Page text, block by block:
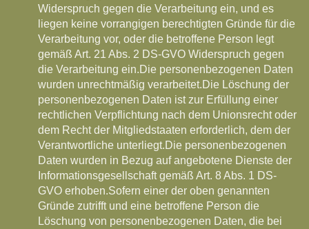
Widerspruch gegen die Verarbeitung ein, und es
liegen keine vorrangigen berechtigten Gründe für die
Verarbeitung vor, oder die betroffene Person legt
gemäß Art. 21 Abs. 2 DS-GVO Widerspruch gegen
die Verarbeitung ein.Die personenbezogenen Daten
wurden unrechtmäßig verarbeitet.Die Löschung der
personenbezogenen Daten ist zur Erfüllung einer
rechtlichen Verpflichtung nach dem Unionsrecht oder
dem Recht der Mitgliedstaaten erforderlich, dem der
Verantwortliche unterliegt.Die personenbezogenen
Daten wurden in Bezug auf angebotene Dienste der
Informationsgesellschaft gemäß Art. 8 Abs. 1 DS-
GVO erhoben.Sofern einer der oben genannten
Gründe zutrifft und eine betroffene Person die
Löschung von personenbezogenen Daten, die bei